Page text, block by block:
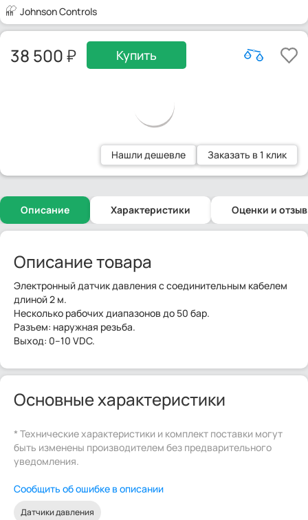
Johnson Controls
38 500 Купить
Нашли дешевле Заказать в 1 клик
Описание Характеристики Оценки и
Описание товара
Электронный датчик давления с соединительным кабелем
длиной 2 м.
Несколько рабочих диапазонов до 50 бар.
Разъем: наружная резьба.
Выход: 0–10 VDC.
Основные характеристики
* Технические характеристики и комплект поставки могут
быть изменены производителем без предварительного
уведомления.
Сообщить об ошибке в описании
Датчики давления